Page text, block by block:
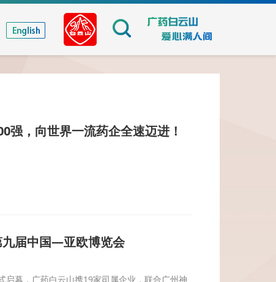
强，向世界一流药企全速迈进！
九届中国—亚欧博览会
幕，广药白云山携19家司属企业，联合广州神